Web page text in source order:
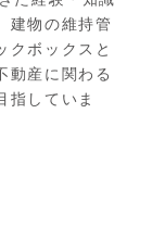
建物の維持管
クボックスと
動産に関わる
指していま